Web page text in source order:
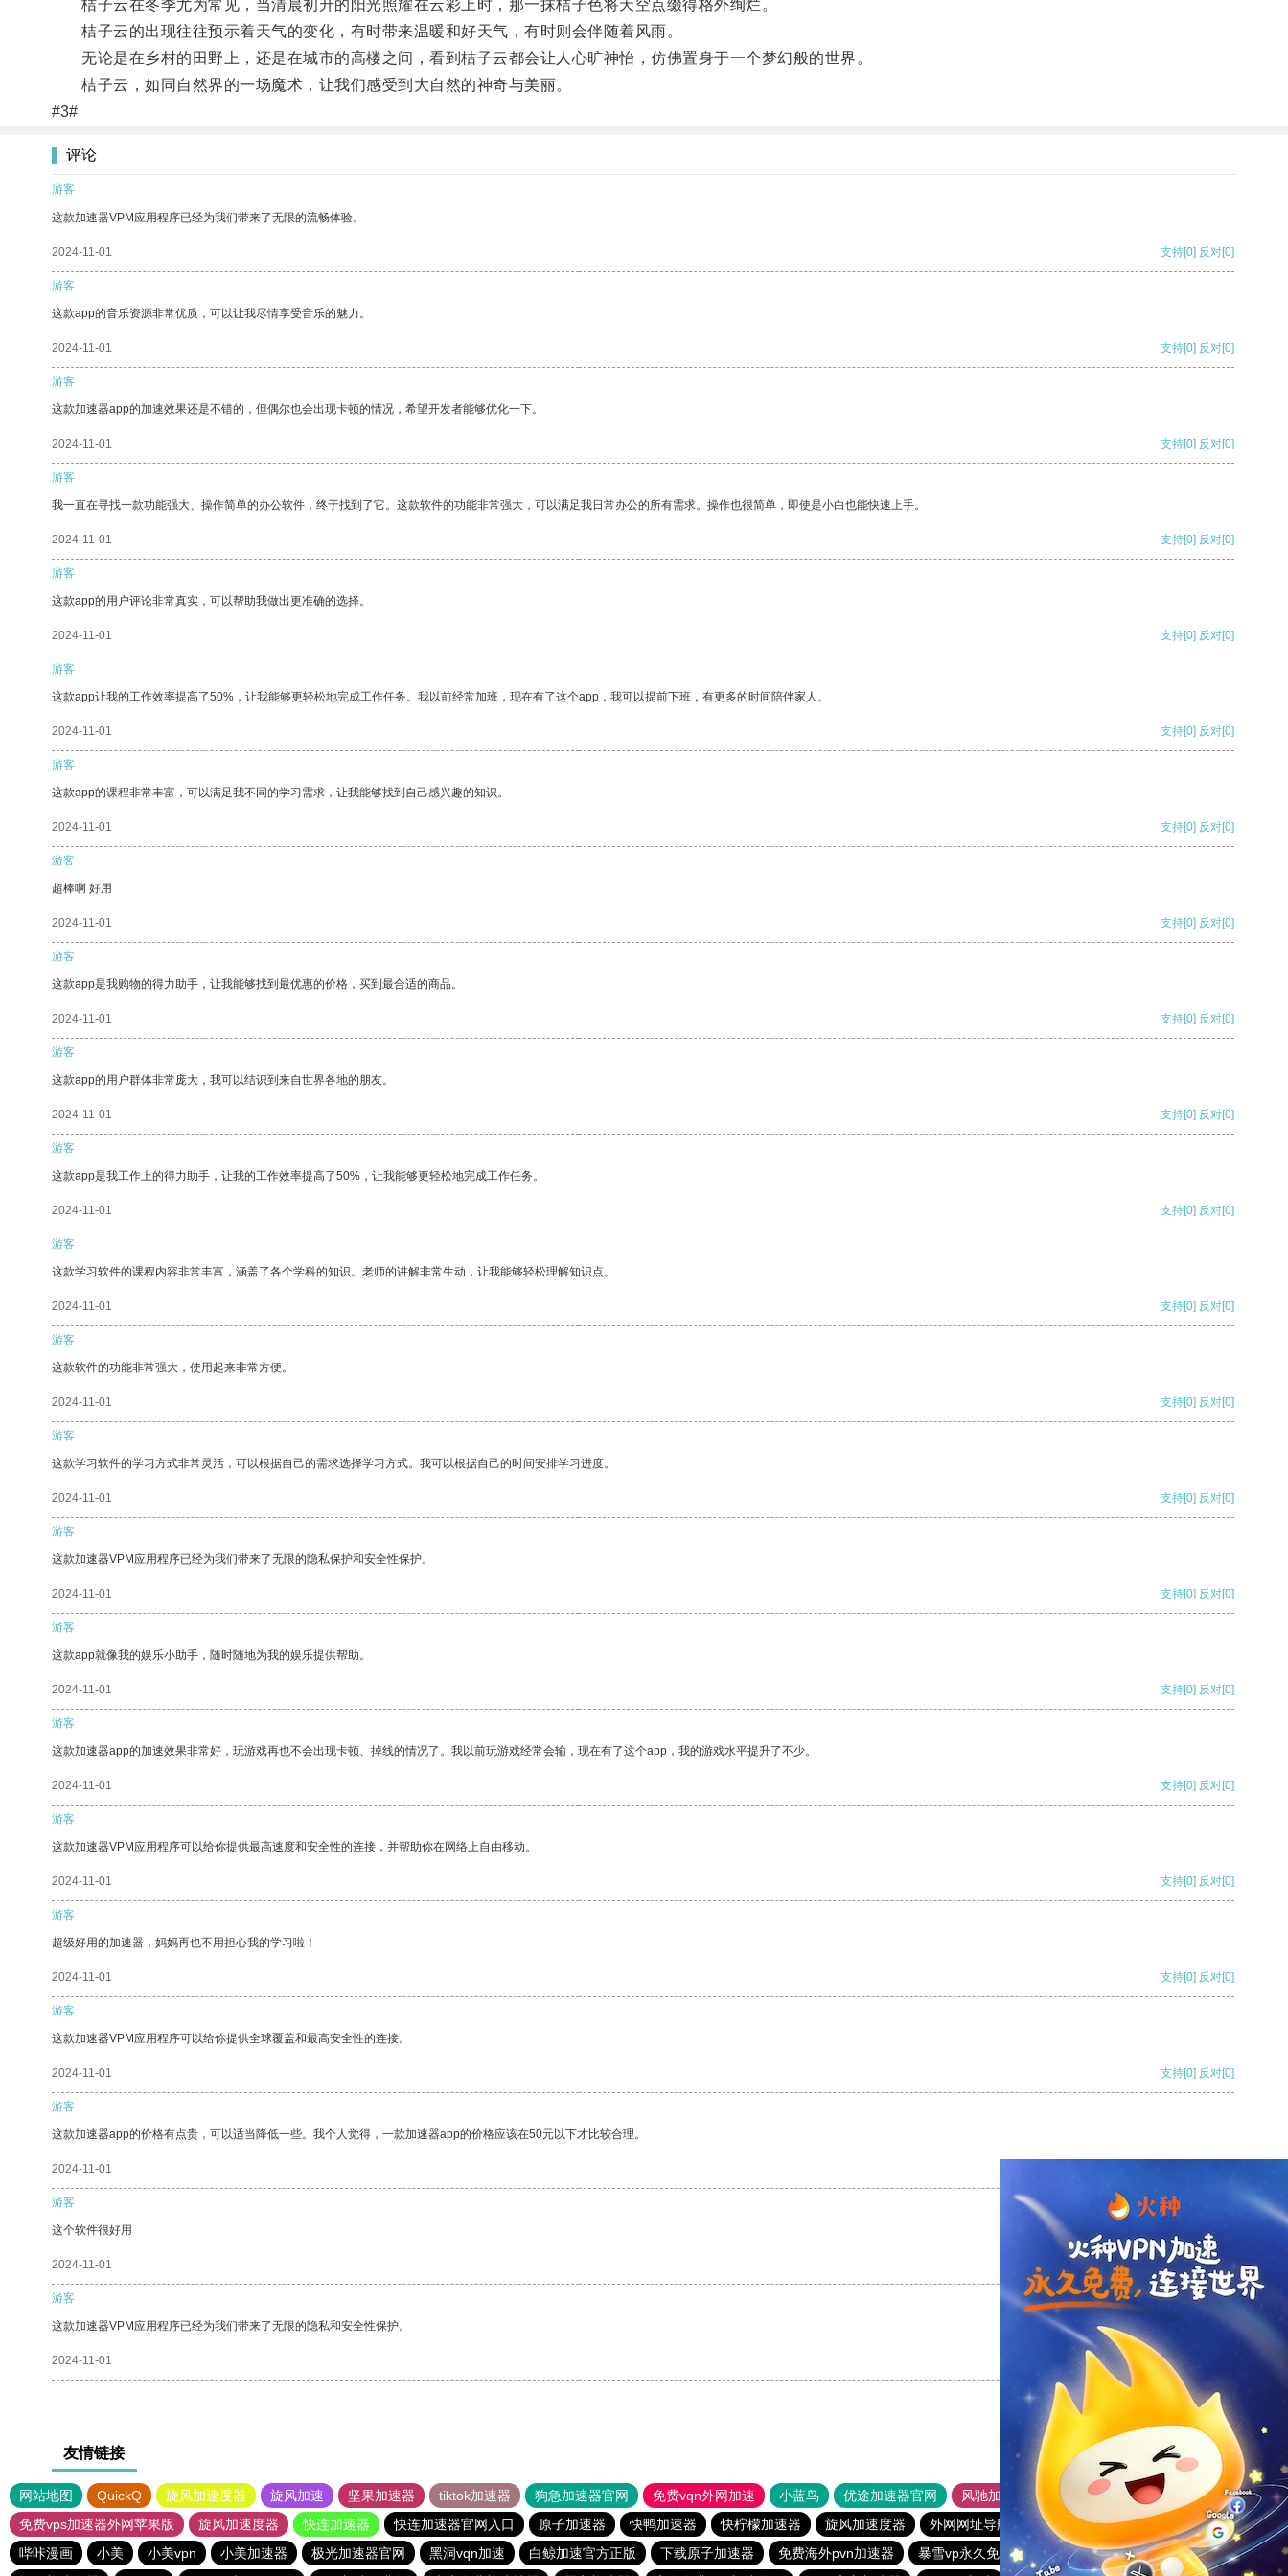
桔子云在冬季尤为常见，当清晨初升的阳光照耀在云彩上时，那一抹桔子色将天空点缀得格外绚烂。
桔子云的出现往往预示着天气的变化，有时带来温暖和好天气，有时则会伴随着风雨。
无论是在乡村的田野上，还是在城市的高楼之间，看到桔子云都会让人心旷神怡，仿佛置身于一个梦幻般的世界。
桔子云，如同自然界的一场魔术，让我们感受到大自然的神奇与美丽。
#3#
评论
游客
这款加速器VPM应用程序已经为我们带来了无限的流畅体验。
2024-11-01 支持[0] 反对[0]
游客
这款app的音乐资源非常优质，可以让我尽情享受音乐的魅力。
2024-11-01 支持[0] 反对[0]
游客
这款加速器app的加速效果还是不错的，但偶尔也会出现卡顿的情况，希望开发者能够优化一下。
2024-11-01 支持[0] 反对[0]
游客
我一直在寻找一款功能强大、操作简单的办公软件，终于找到了它。这款软件的功能非常强大，可以满足我日常办公的所有需求。操作也很简单，即使是小白也能快速上手。
2024-11-01 支持[0] 反对[0]
游客
这款app的用户评论非常真实，可以帮助我做出更准确的选择。
2024-11-01 支持[0] 反对[0]
游客
这款app让我的工作效率提高了50%，让我能够更轻松地完成工作任务。我以前经常加班，现在有了这个app，我可以提前下班，有更多的时间陪伴家人。
2024-11-01 支持[0] 反对[0]
游客
这款app的课程非常丰富，可以满足我不同的学习需求，让我能够找到自己感兴趣的知识。
2024-11-01 支持[0] 反对[0]
游客
超棒啊 好用
2024-11-01 支持[0] 反对[0]
游客
这款app是我购物的得力助手，让我能够找到最优惠的价格，买到最合适的商品。
2024-11-01 支持[0] 反对[0]
游客
这款app的用户群体非常庞大，我可以结识到来自世界各地的朋友。
2024-11-01 支持[0] 反对[0]
游客
这款app是我工作上的得力助手，让我的工作效率提高了50%，让我能够更轻松地完成工作任务。
2024-11-01 支持[0] 反对[0]
游客
这款学习软件的课程内容非常丰富，涵盖了各个学科的知识。老师的讲解非常生动，让我能够轻松理解知识点。
2024-11-01 支持[0] 反对[0]
游客
这款软件的功能非常强大，使用起来非常方便。
2024-11-01 支持[0] 反对[0]
游客
这款学习软件的学习方式非常灵活，可以根据自己的需求选择学习方式。我可以根据自己的时间安排学习进度。
2024-11-01 支持[0] 反对[0]
游客
这款加速器VPM应用程序已经为我们带来了无限的隐私保护和安全性保护。
2024-11-01 支持[0] 反对[0]
游客
这款app就像我的娱乐小助手，随时随地为我的娱乐提供帮助。
2024-11-01 支持[0] 反对[0]
游客
这款加速器app的加速效果非常好，玩游戏再也不会出现卡顿、掉线的情况了。我以前玩游戏经常会输，现在有了这个app，我的游戏水平提升了不少。
2024-11-01 支持[0] 反对[0]
游客
这款加速器VPM应用程序可以给你提供最高速度和安全性的连接，并帮助你在网络上自由移动。
2024-11-01 支持[0] 反对[0]
游客
超级好用的加速器，妈妈再也不用担心我的学习啦！
2024-11-01 支持[0] 反对[0]
游客
这款加速器VPM应用程序可以给你提供全球覆盖和最高安全性的连接。
2024-11-01 支持[0] 反对[0]
游客
这款加速器app的价格有点贵，可以适当降低一些。我个人觉得，一款加速器app的价格应该在50元以下才比较合理。
2024-11-01
游客
这个软件很好用
2024-11-01 支持 [0] 反对 [0]
游客
这款加速器VPM应用程序已经为我们带来了无限的隐私和安全性保护。
2024-11-01 支持
友情链接
网站地图 QuickQ 旋风加速度器 旋风加速 坚果加速器 tiktok加速器 狗急加速器官网 免费vqn外网加速 小蓝鸟 优途加速器官网 风驰加速器
旋风加速器
免费vps加速器外网苹果版
旋风加速度器 快连加速器 快连加速器官网入口 原子加速器 快鸭加速器 快柠檬加速器 旋风加速度器 外网网址导航 软件中心 雷霆加速
狂飙加速器
哔咔漫画
小美 小美vpn 小美加速器 极光加速器官网 黑洞vqn加速 白鲸加速官方正版 下载原子加速器 免费海外pvn加速器 暴雪vp永久免费加速器下载官网
ios加速器